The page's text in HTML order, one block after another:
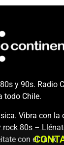
y 90s. Radio
todo Chile.
Vibra con la
80s –
con el funk.